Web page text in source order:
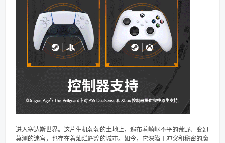
进入塞达斯世界。这片生机勃勃的土地上，遍布着崎岖不平的荒野、变幻
莫测的迷宫，也存在着灿烂辉煌的城市。如今，它深陷于冲突和秘密的魔